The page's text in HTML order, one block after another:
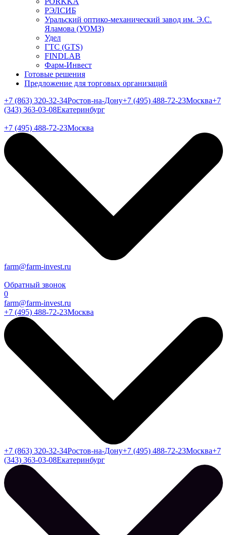
РЭЛСИБ
Уральский оптико-механический завод им. Э.С.
Яламова (УОМЗ)
Удел
ГТС (GTS)
FINDLAB
Фарм-Инвест
Готовые решения
Предложение для торговых организаций
+7 (863) 320-32-34Ростов-на-Дону+7 (495) 488-72-23Москва+7
(343) 363-03-08Екатеринбург
+7 (495) 488-72-23Москва
farm@farm-invest.ru
Обратный звонок
0
farm@farm-invest.ru
+7 (495) 488-72-23Москва
+7 (863) 320-32-34Ростов-на-Дону+7 (495) 488-72-23Москва+7
(343) 363-03-08Екатеринбург